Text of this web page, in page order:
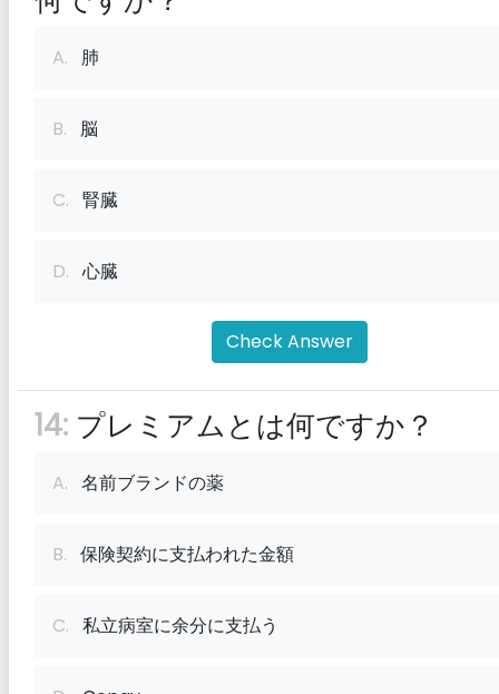
A. 肺
B. 脳
C. 腎臓
D. 心臓
Check Answer
14: プレミアムとは何ですか？
A. 名前ブランドの薬
B. 保険契約に支払われた金額
C. 私立病室に余分に支払う